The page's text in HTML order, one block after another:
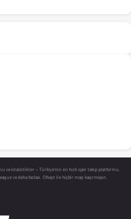
ve istatistikler — Türkiye’nin en hızlı spor takip platformu.
ve daha fazlası. Ofsayt ile hiçbir maçı kaçırmayın.